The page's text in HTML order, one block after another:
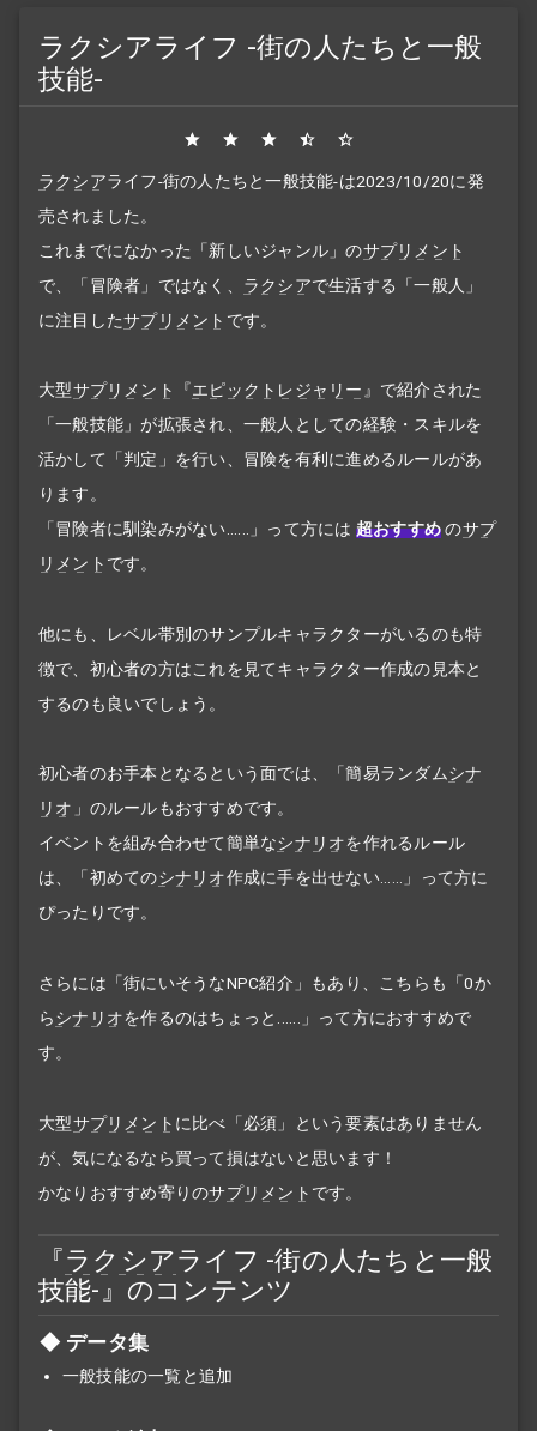
ラクシアライフ -街の人たちと一般
技能-
ラクシアライフ-街の人たちと一般技能-は2023/10/20に発
売されました。
これまでになかった「新しいジャンル」のサプリメント
で、「冒険者」ではなく、 ラクシアで生活する「一般人」
に注目したサプリメント です。
大型サプリメント 『エピックトレジャリー 』で紹介された
「一般技能」が拡張され、一般人としての経験・スキルを
活かして「判定」を行い、冒険を有利に進めるルールがあ
ります。
「冒険者に馴染みがない......」って方には 超おすすめ のサプ
リメント です。
他にも、レベル帯別のサンプルキャラクターがいるのも特
徴で、初心者の方はこれを見てキャラクター作成の見本と
するのも良いでしょう。
初心者のお手本となるという面では、「簡易ランダムシナ
リオ 」のルールもおすすめです。
イベントを組み合わせて簡単なシナリオを作れるルール
は、「初めてのシナリオ作成に手を出せない......」って方に
ぴったりです。
さらには「街にいそうなNPC紹介」もあり、こちらも「0か
らシナリオを作るのはちょっと......」って方におすすめで
す。
大型サプリメント に比べ「必須」という要素はありません
が、気になるなら買って損はないと思います！
かなりおすすめ寄りのサプリメント です。
『ラクシアライフ -街の人たちと一般
技能-』のコンテンツ
データ集
一般技能の一覧と追加